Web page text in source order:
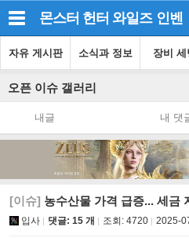
몬스터 헌터 와일즈 인벤
자유 게시판 소식과 정보 장비 세
오픈 이슈 갤러리
내글 내 댓
[이슈] 농수산물 가격 급증... 세금
입사 댓글: 15 개 조회: 4720 2025-